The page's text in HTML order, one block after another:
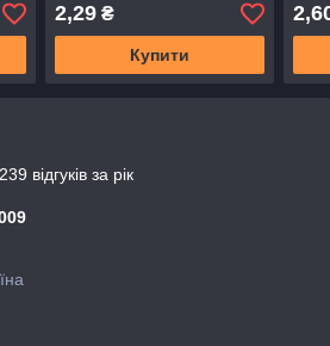
2,29₴
Купити
відгуків за рік